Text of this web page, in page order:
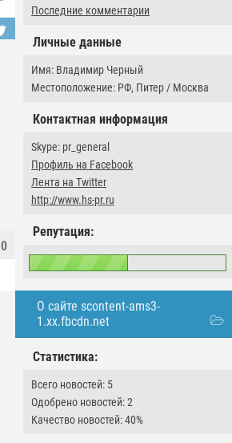
Последние комментарии
Личные данные
Имя: Владимир Черный
Местоположение: РФ, Питер / Москва
Контактная информация
Skype: pr_general
Профиль на Facebook
Лента на Twitter
http://www.hs-pr.ru
Репутация:
О сайте scontent-ams3-
1.xx.fbcdn.net
Статистика:
Всего новостей: 5
Одобрено новостей: 2
Качество новостей: 40%
0